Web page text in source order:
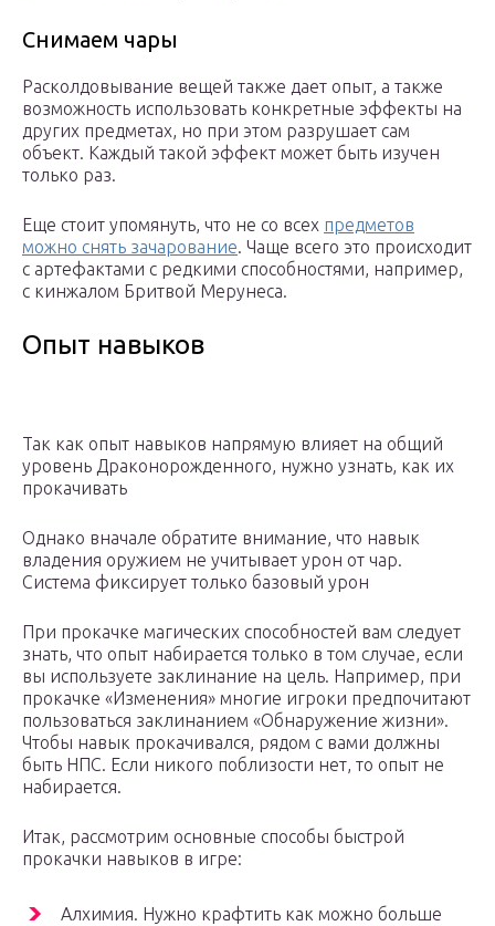
Снимаем чары
Расколдовывание вещей также дает опыт, а также
возможность использовать конкретные эффекты на
других предметах, но при этом разрушает сам
объект. Каждый такой эффект может быть изучен
только раз.
Еще стоит упомянуть, что не со всех предметов
можно снять зачарование. Чаще всего это происходит
с артефактами с редкими способностями, например,
с кинжалом Бритвой Мерунеса.
Опыт навыков
Так как опыт навыков напрямую влияет на общий
уровень Драконорожденного, нужно узнать, как их
прокачивать
Однако вначале обратите внимание, что навык
владения оружием не учитывает урон от чар.
Система фиксирует только базовый урон
При прокачке магических способностей вам следует
знать, что опыт набирается только в том случае, если
вы используете заклинание на цель. Например, при
прокачке «Изменения» многие игроки предпочитают
пользоваться заклинанием «Обнаружение жизни».
Чтобы навык прокачивался, рядом с вами должны
быть НПС. Если никого поблизости нет, то опыт не
набирается.
Итак, рассмотрим основные способы быстрой
прокачки навыков в игре:
Алхимия. Нужно крафтить как можно больше